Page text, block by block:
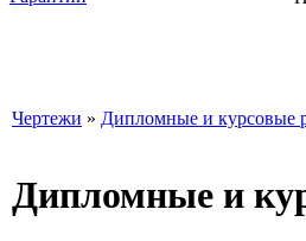
Чертежи » Дипломные и курсовые
Дипломные и